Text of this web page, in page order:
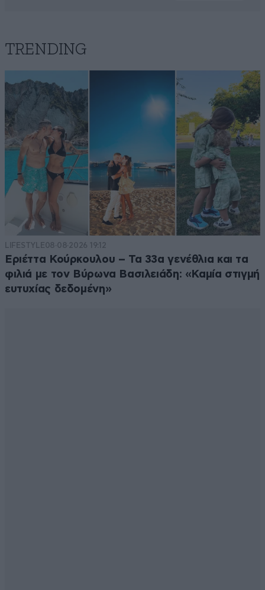
TRENDING
LIFESTYLE08·08·2026 19:12
Εριέττα Κούρκουλου – Τα 33α γενέθλια και τα
φιλιά με τον Βύρωνα Βασιλειάδη: «Καμία στιγμή
ευτυχίας δεδομένη»